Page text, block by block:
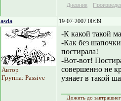
Дневник
asda 19-07-2007 00:39
Автор
Группа: Passive
-К какой такой
-Как без
постирала!
-Вот-вот!
совершенно не
узнает в такой
Дожить до